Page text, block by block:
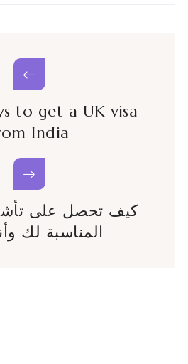
to get a UK visa
India
كيف تحصل على
المناسبة لك